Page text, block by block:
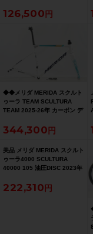
126,500
◆◆メリダ MERIDA スクルト
ゥーラ TEAM SCULTURA
TEAM 2025-26年 カーボン デ
Sサイズ 12x100/142mm
700C（サイクルパラダイス大
344,300
美品 メリダ MERIDA スクルト
ゥーラ4000 SCULTURA
40000 105 油圧DISC 2023年
ズ チームレプリカ
222,310